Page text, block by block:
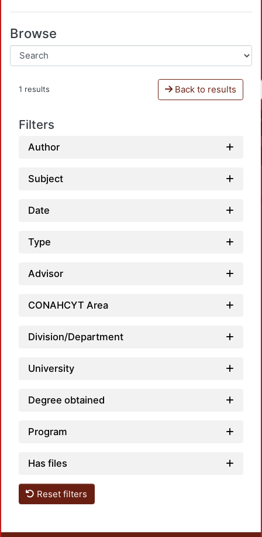
Browse
1 results Back to results
Filters
Author
Subject
Date
Type
Advisor
CONAHCYT Area
Division/Department
University
Degree obtained
Program
Has files
Reset filters